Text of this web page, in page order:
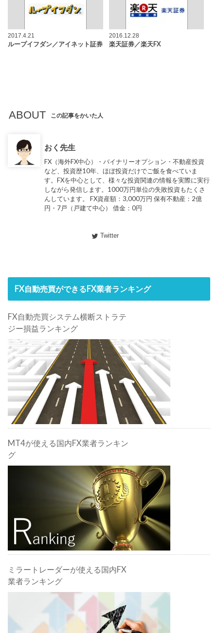
2017.4.21
ループイフダン／アイネット証券
2016.12.28
楽天証券／楽天FX
ABOUT この記事をかいた人
おく先生
FX（海外FX中心）・バイナリーオプション・不動産投資
など、投資歴10年、ほぼ投資だけでご飯を食べていま
す。FXを中心として、様々な投資関連の情報を実際に実行
しながら発信します。1000万円単位の失敗投資もたくさ
んしています。 FX資産額：3,000万円 保有不動産：2億
円・7戸（戸建て中心） 借金：0円
Twitter
FX自動売買ができるFX業者ランキング
FX自動売買システム横断ストラテ
ジー損益ランキング
MT4が使える国内FX業者ランキン
グ
ミラートレーダーが使える国内FX
業者ランキング